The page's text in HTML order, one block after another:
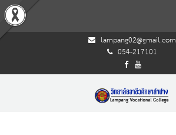
lampang02@gmail.com
054-217101